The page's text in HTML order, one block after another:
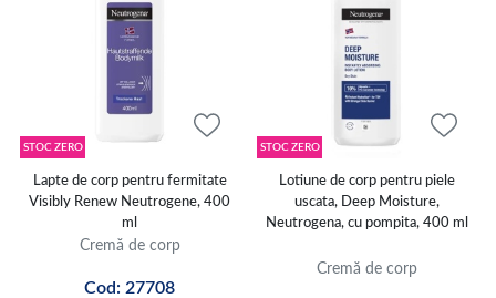
STOC ZERO
Lapte de corp pentru fermitate
Visibly Renew Neutrogene, 400
ml
Cremă de corp
Cod: 27708
STOC ZERO
Lotiune de corp pentru piele
uscata, Deep Moisture,
Neutrogena, cu pompita, 400 ml
Cremă de corp